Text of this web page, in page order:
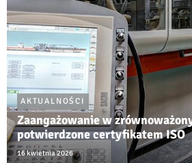
AKTUALNOŚCI
Zaangażowanie w
potwierdzone certyfikatem ISO
16 kwietnia 2026